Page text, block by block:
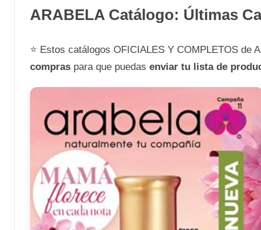
ARABELA Catálogo: Últimas
⭐ Estos catálogos OFICIALES Y COMPLETOS de
compraspara que puedas enviar tu lista de